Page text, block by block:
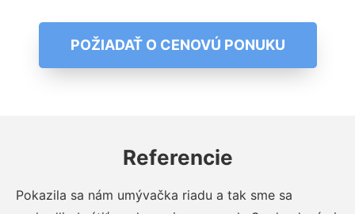
POŽIADAŤ O CENOVÚ PONUKU
Referencie
Pokazila sa nám umývačka riadu a tak sme sa